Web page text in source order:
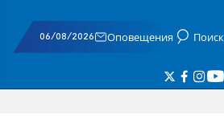
06/08/2026 Оповещения Поиск